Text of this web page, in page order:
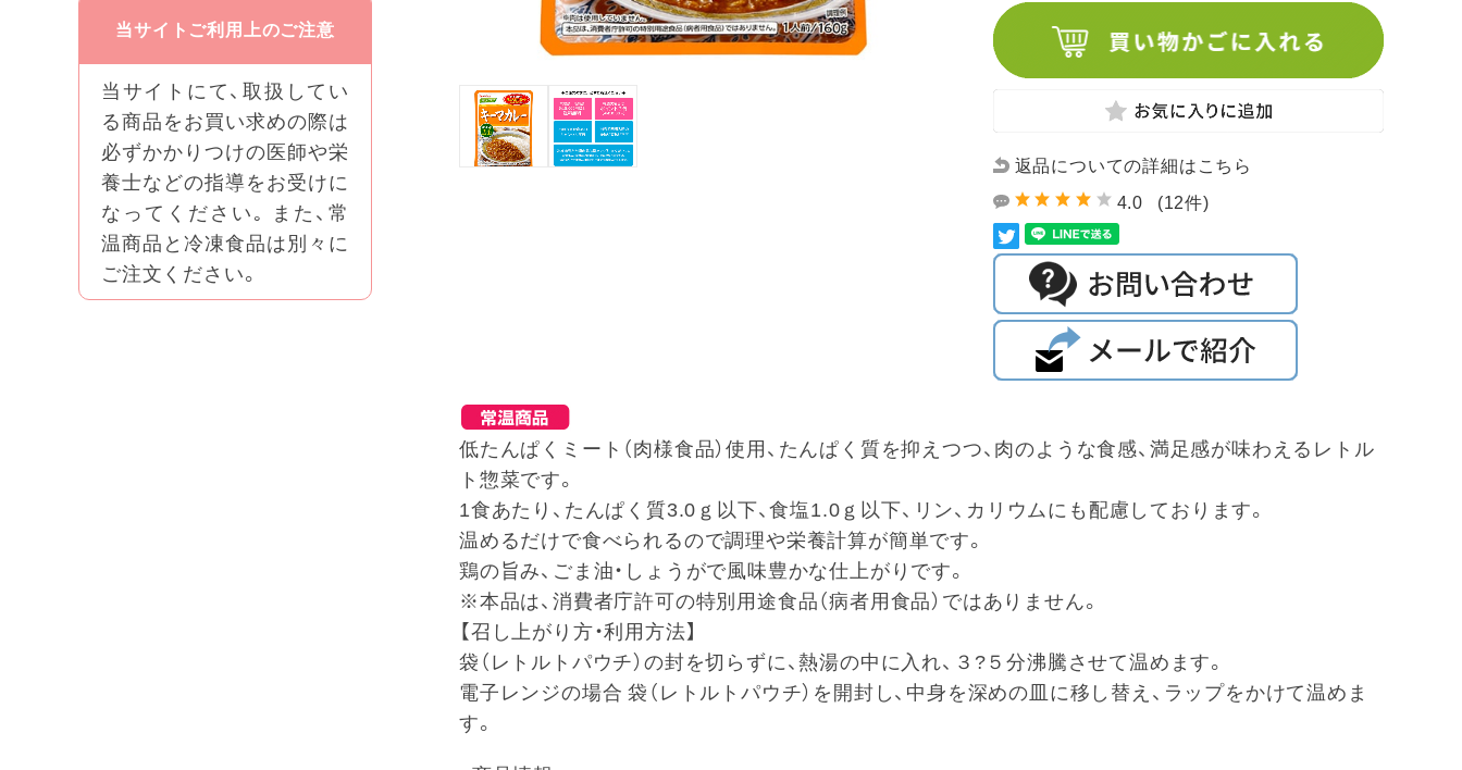
返品についての詳細はこちら
4.0
(12件)
低たんぱくミート（肉様食品）使用、たんぱく質を抑えつつ、肉のような食感、満足感が味わえるレトル
ト惣菜です。
1食あたり、たんぱく質3.0ｇ以下、食塩1.0ｇ以下、リン、カリウムにも配慮しております。
温めるだけで食べられるので調理や栄養計算が簡単です。
鶏の旨み、ごま油・しょうがで風味豊かな仕上がりです。
※本品は、消費者庁許可の特別用途食品（病者用食品）ではありません。
【召し上がり方・利用方法】
袋（レトルトパウチ）の封を切らずに、熱湯の中に入れ、３?５分沸騰させて温めます。
電子レンジの場合 袋（レトルトパウチ）を開封し、中身を深めの皿に移し替え、ラップをかけて温めま
す。
当サイトご利用上のご注意
当サイトにて、取扱してい
る商品をお買い求めの際は
必ずかかりつけの医師や栄
養士などの指導をお受けに
なってください｡ また、常
温商品と冷凍食品は別々に
ご注文ください。